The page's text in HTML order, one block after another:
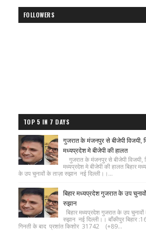
FOLLOWERS
TOP 5 IN 7 DAYS
गुजरात के मंजनपुर से बीजेपी विजयी,
मध्यप्रदेश मे बीजेपी की हालत
गुजरात के मंजनपुर से बीजेपी विजयी,
मध्यप्रदेश मे बीजेपी की हालत बिहार
के उप चुनावों के ताज़ा रुझान नई दिल्ली।।...
बिहार मध्यप्रदेश गुजरात के उप
रुझान
बिहार मध्यप्रदेश गुजरात के उप
रुझान नई दिल्ली।। बाँकीपुर बिहार
गिनती के बाद प्रशांत किशोर 31742 (+89...